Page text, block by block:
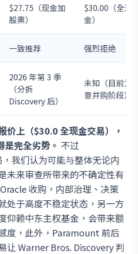
$27.75（现金加
股票）
$30.00（全现
金）
一致推荐 强烈拒绝
2026 年第 3 季
（分拆
Discovery 后）
未知（目前为
意并购阶段）
价上（$30.0 全现金交易），
完全劣势。 不过
我们认为可能与整体无论内
未来审查所带来的不确定性有
收购，内部治理、决策
处于高度不稳定状态，另一方
仰赖中东主权基金，会带来额
度，此外，Paramount 前后
让 Warner Bros. Discovery 判